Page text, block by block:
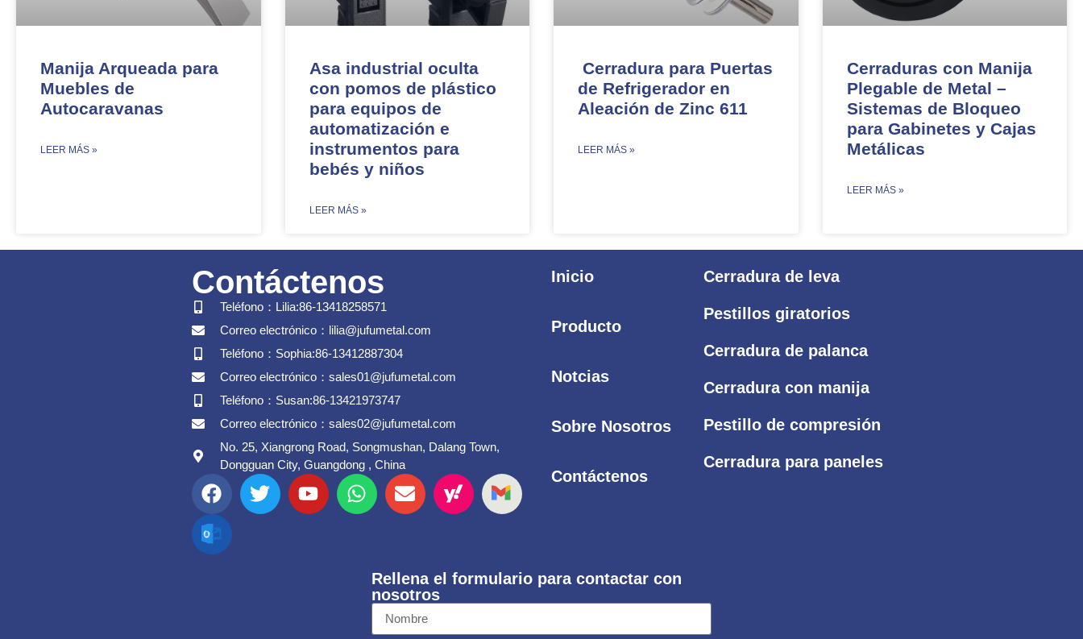
Manija Arqueada para
Muebles de
Autocaravanas
​LEER MÁS »
Asa industrial oculta
con pomos de plástico
para equipos de
automatización e
instrumentos para
bebés y niños
​LEER MÁS »
Cerradura para Puertas
de Refrigerador en
Aleación de Zinc 611
​LEER MÁS »
Cerraduras con Manija
Plegable de Metal –
Sistemas de Bloqueo
para Gabinetes y Cajas
Metálicas
​LEER MÁS »
Contáctenos
Teléfono：Lilia:86-13418258571
Correo electrónico：lilia@jufumetal.com
Teléfono：Sophia:86-13412887304
Correo electrónico：sales01@jufumetal.com
Teléfono：Susan:86-13421973747
Correo electrónico：sales02@jufumetal.com
No. 25, Xiangrong Road, Songmushan, Dalang Town,
Dongguan City, Guangdong , China
Inicio
Producto
Notcias
Sobre Nosotros
Contáctenos
Cerradura de leva
Pestillos giratorios
Cerradura de palanca
Cerradura con manija
Pestillo de compresión
Cerradura para paneles
Rellena el formulario para contactar con
nosotros